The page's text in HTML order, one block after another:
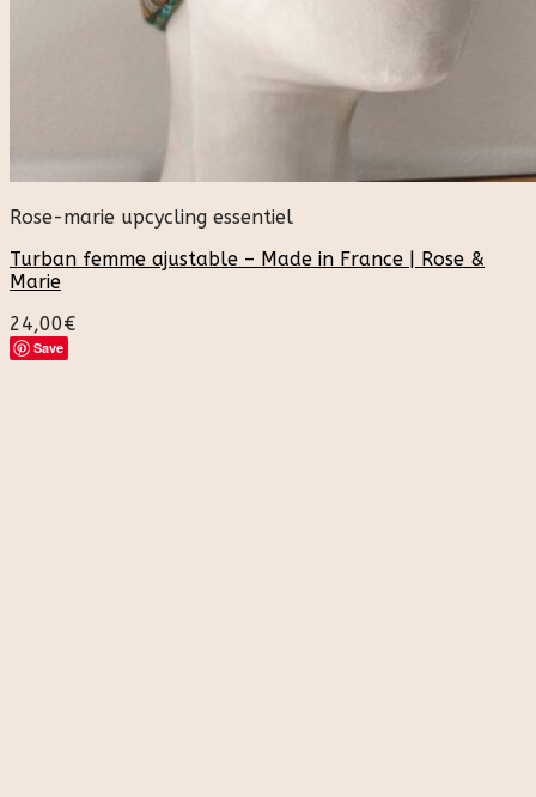
Rose-marie upcycling essentiel
Turban femme ajustable – Made in France | Rose &
Marie
24,00€
Save